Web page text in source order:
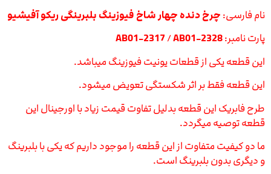
نام فارسی: چرخ دنده چهار شاخ فیوزینگ بلبرینگی ریکو آفیشیو
پارت نامبر:
AB01-2317 /AB01-2328
این قطعه یکی از قطعات یونیت فیوزینگ میباشد.
این قطعه فقط بر اثر شکستگی تعویض میشود.
طرح فابریک این قطعه بدلیل تفاوت قیمت زیاد با اورجینال این
قطعه توصیه میگردد.
ما دو کیفیت متفاوت از این قطعه را موجود داریم که یکی با بلبرینگ
و دیگری بدون بلبرینگ است.